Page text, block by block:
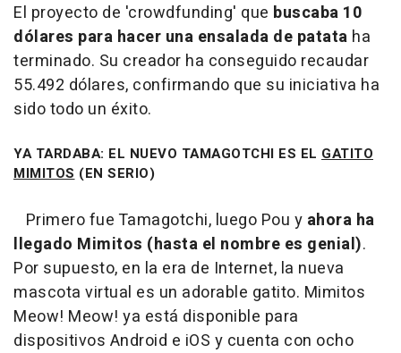
El proyecto de 'crowdfunding' que buscaba 10
dólares para hacer una ensalada de patata ha
terminado. Su creador ha conseguido recaudar
55.492 dólares, confirmando que su iniciativa ha
sido todo un éxito.
YA TARDABA: EL NUEVO TAMAGOTCHI ES EL GATITO
MIMITOS (EN SERIO)
Primero fue Tamagotchi, luego Pou y ahora ha
llegado Mimitos (hasta el nombre es genial).
Por supuesto, en la era de Internet, la nueva
mascota virtual es un adorable gatito. Mimitos
Meow! Meow! ya está disponible para
dispositivos Android e iOS y cuenta con ocho